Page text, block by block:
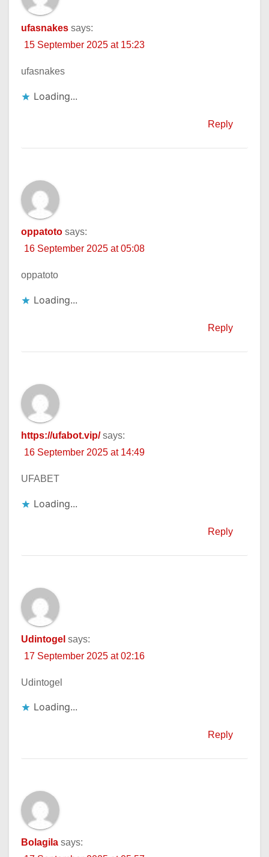
ufasnakes says:
15 September 2025 at 15:23
ufasnakes
Loading...
Reply
oppatoto says:
16 September 2025 at 05:08
oppatoto
Loading...
Reply
https://ufabot.vip/ says:
16 September 2025 at 14:49
UFABET
Loading...
Reply
Udintogel says:
17 September 2025 at 02:16
Udintogel
Loading...
Reply
Bolagila says: